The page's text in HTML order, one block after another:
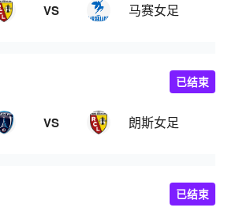
VS 马赛女足
VS 朗斯女足
已结束
已结束